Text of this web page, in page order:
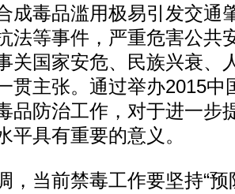
成毒品滥用极易引发交通
法等事件，严重危害公共
关国家安危、民族兴衰、
贯主张。通过举办2015中
品防治工作，对于进一步
平具有重要的意义。
当前禁毒工作要坚持“预